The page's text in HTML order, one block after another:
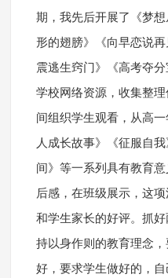
期，我先后开展了《梦
形的翅膀》《向早恋说
震逃生窍门》《高考夺
学校网络资源，收集整
间组织学生观看，从高
人成长故事》《征服自
间》等一系列具有教育
后感，在班级展示，这
和学生家长的好评。抓
持以身作则的教育理念
好，要求学生做好的，